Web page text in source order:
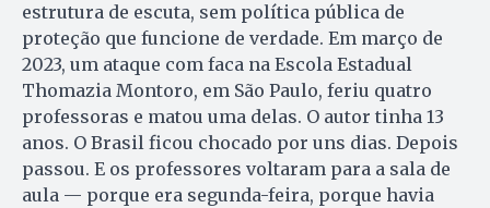
estrutura de escuta, sem política pública de
proteção que funcione de verdade. Em março de
2023, um ataque com faca na Escola Estadual
Thomazia Montoro, em São Paulo, feriu quatro
professoras e matou uma delas. O autor tinha 13
anos. O Brasil ficou chocado por uns dias. Depois
passou. E os professores voltaram para a sala de
aula — porque era segunda-feira, porque havia